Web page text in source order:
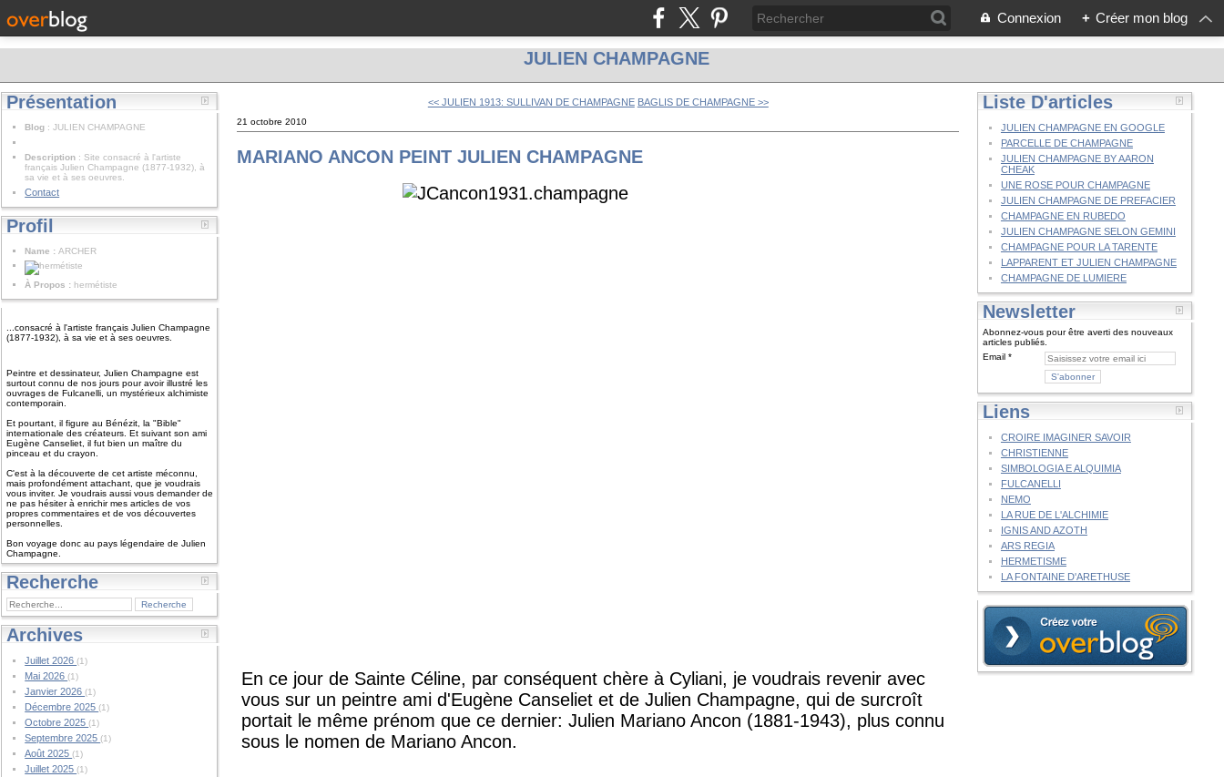
Connexion + Créer mon blog
JULIEN CHAMPAGNE
Présentation
Blog : JULIEN CHAMPAGNE
Description : Site consacré à l'artiste
français Julien Champagne (1877-1932), à
sa vie et à ses oeuvres.
Contact
Profil
Name :ARCHER
À Propos : hermétiste
...consacré à l'artiste français Julien Champagne
(1877-1932), à sa vie et à ses oeuvres.
Peintre et dessinateur, Julien Champagne est
surtout connu de nos jours pour avoir illustré les
ouvrages de Fulcanelli, un mystérieux alchimiste
contemporain.
Et pourtant, il figure au Bénézit, la "Bible"
internationale des créateurs. Et suivant son ami
Eugène Canseliet, il fut bien un maître du
pinceau et du crayon.
C'est à la découverte de cet artiste méconnu,
mais profondément attachant, que je voudrais
vous inviter. Je voudrais aussi vous demander de
ne pas hésiter à enrichir mes articles de vos
propres commentaires et de vos découvertes
personnelles.
Bon voyage donc au pays légendaire de Julien
Champagne.
Recherche
Archives
Juillet 2026(1)
Mai 2026(1)
Janvier 2026(1)
Décembre 2025(1)
Octobre 2025(1)
Septembre 2025(1)
Août 2025(1)
Juillet 2025(1)
<< JULIEN 1913: SULLIVAN DE CHAMPAGNE BAGLIS DE CHAMPAGNE >>
21 octobre 2010
MARIANO ANCON PEINT JULIEN CHAMPAGNE
En ce jour de Sainte Céline, par conséquent chère à Cyliani, je voudrais revenir avec
vous sur un peintre ami d'Eugène Canseliet et de Julien Champagne, qui de surcroît
portait le même prénom que ce dernier: Julien Mariano Ancon (1881-1943), plus connu
sous le nomen de Mariano Ancon.
Liste D'articles
JULIEN CHAMPAGNE EN GOOGLE
PARCELLE DE CHAMPAGNE
JULIEN CHAMPAGNE BY AARON
CHEAK
UNE ROSE POUR CHAMPAGNE
JULIEN CHAMPAGNE DE PREFACIER
CHAMPAGNE EN RUBEDO
JULIEN CHAMPAGNE SELON GEMINI
CHAMPAGNE POUR LA TARENTE
LAPPARENT ET JULIEN CHAMPAGNE
CHAMPAGNE DE LUMIERE
Newsletter
Abonnez-vous pour être averti des nouveaux
articles publiés.
Email
Liens
CROIRE IMAGINER SAVOIR
CHRISTIENNE
SIMBOLOGIA E ALQUIMIA
FULCANELLI
NEMO
LA RUE DE L'ALCHIMIE
IGNIS AND AZOTH
ARS REGIA
HERMETISME
LA FONTAINE D'ARETHUSE